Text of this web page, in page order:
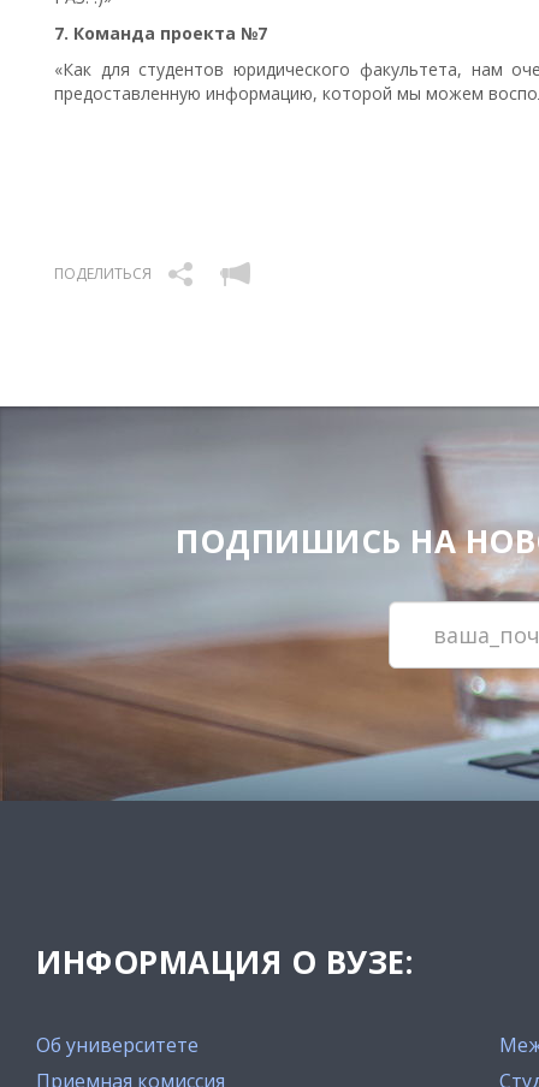
7. Команда проекта №7
«Как для студентов юридического факультета, нам
предоставленную информацию, которой мы можем
ПОДЕЛИТЬСЯ
ПОДПИШИСЬ НА
ИНФОРМАЦИЯ О ВУЗЕ:
Об университете
Приемная комиссия